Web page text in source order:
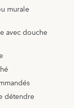
murale
avec douche
détendre